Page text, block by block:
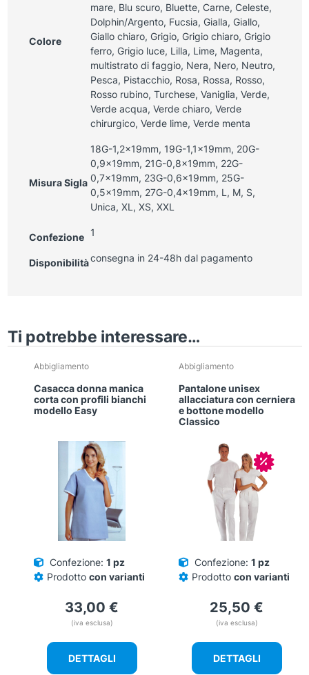
Colore
mare, Blu scuro, Bluette, Carne, Celeste,
Dolphin/Argento, Fucsia, Gialla, Giallo,
Giallo chiaro, Grigio, Grigio chiaro, Grigio
ferro, Grigio luce, Lilla, Lime, Magenta,
multistrato di faggio, Nera, Nero, Neutro,
Pesca, Pistacchio, Rosa, Rossa, Rosso,
Rosso rubino, Turchese, Vaniglia, Verde,
Verde acqua, Verde chiaro, Verde
chirurgico, Verde lime, Verde menta
Misura Sigla
18G-1,2x19mm, 19G-1,1x19mm, 20G-
0,9x19mm, 21G-0,8x19mm, 22G-
0,7x19mm, 23G-0,6x19mm, 25G-
0,5x19mm, 27G-0,4x19mm, L, M, S,
Unica, XL, XS, XXL
Confezione 1
Disponibilitàconsegna in 24-48h dal pagamento
Ti potrebbe interessare…
Abbigliamento
Casacca donna manica
corta con profili bianchi
modello Easy
Confezione: 1 pz
Prodotto con varianti
33,00 €
(iva esclusa)
DETTAGLI
Questo
ha
più
Abbigliamento
Pantalone unisex
allacciatura con cerniera
e bottone modello
Classico
In
Confezione: 1 pz
Prodotto con varianti
25,50 €
(iva esclusa)
DETTAGLI
Questo
ha
più
varianti.
possono
essere